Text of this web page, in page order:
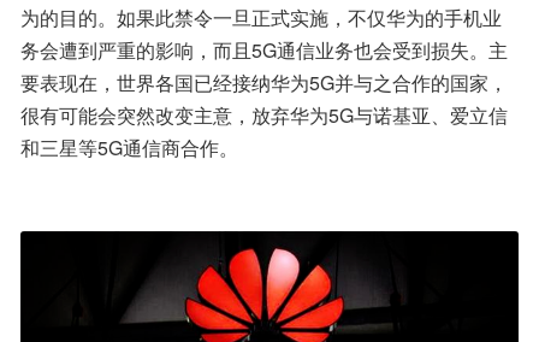
为的目的。如果此禁令一旦正式实施，不仅华为的手机业
务会遭到严重的影响，而且5G通信业务也会受到损失。主
要表现在，世界各国已经接纳华为5G并与之合作的国家，
很有可能会突然改变主意，放弃华为5G与诺基亚、爱立信
和三星等5G通信商合作。